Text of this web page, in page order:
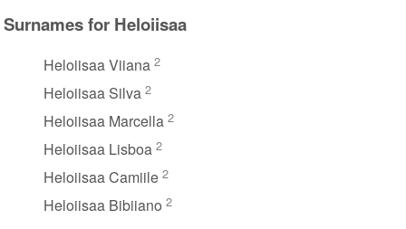
Surnames for Heloiisaa
Heloiisaa Viiana 2
Heloiisaa Silva 2
Heloiisaa Marcella 2
Heloiisaa Lisboa 2
Heloiisaa Camiile 2
Heloiisaa Bibiiano 2